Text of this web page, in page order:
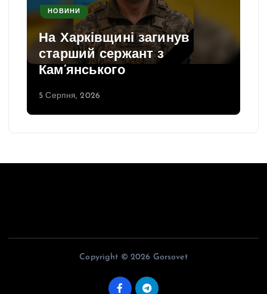
НОВИНИ
На Харківщині загинув
старший сержант з
Кам’янського
5 Серпня, 2026
Copyright © 2026 Gorsovet